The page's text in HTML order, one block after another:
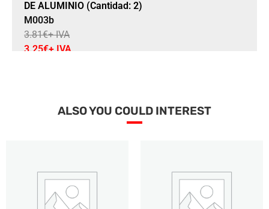
DE ALUMINIO (Cantidad: 2)
M003b
3.81€+ IVA
3.25€+ IVA
Añadir a la cesta
€+ IVA
€+ IVA
ALSO YOU COULD INTEREST